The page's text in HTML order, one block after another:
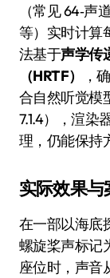
（常见 64‑
等）实时计算
法基于声学传
（HRTF）
，
合自然听觉模
7.1.4），渲染
理，仍能保持
实际效果与
在一部以海底
螺旋桨声标记
座位时，声音